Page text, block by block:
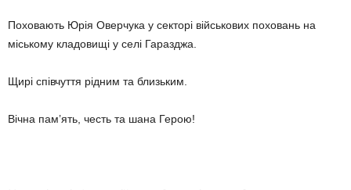
Поховають Юрія Оверчука у секторі військових поховань на
міському кладовищі у селі Гаразджа.
Щирі співчуття рідним та близьким.
Вічна пам’ять, честь та шана Герою!